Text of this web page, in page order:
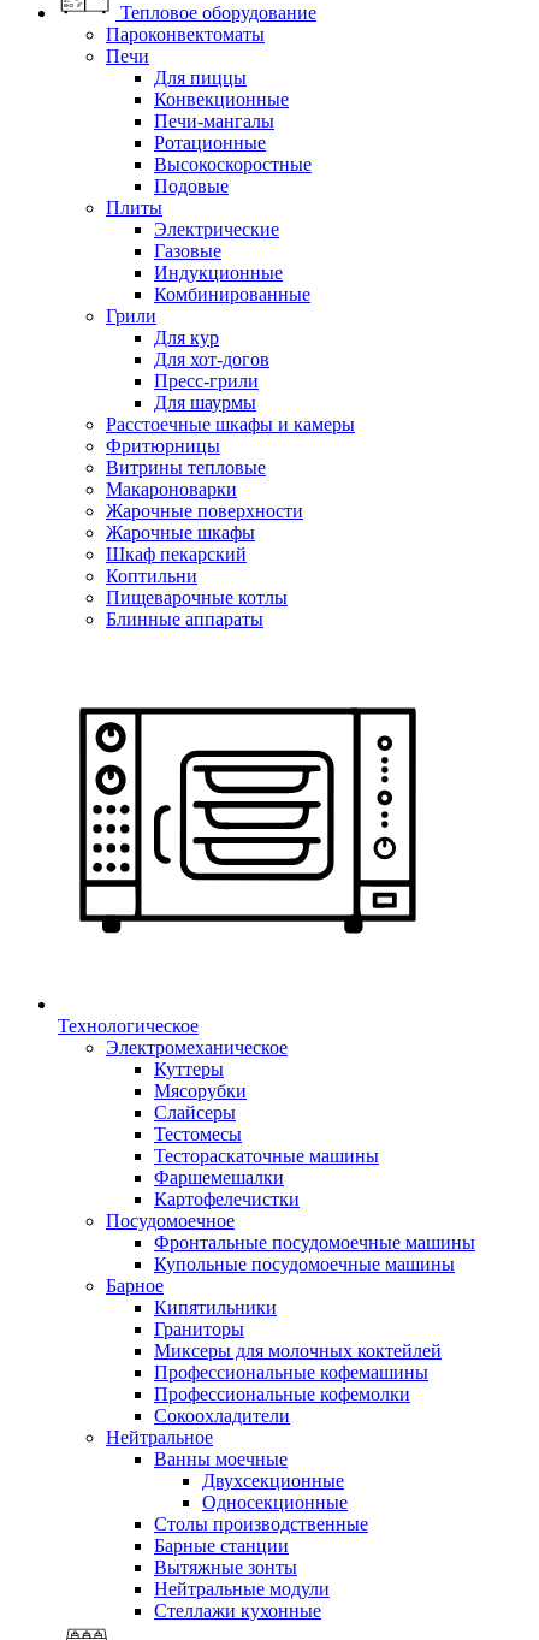
Тепловое оборудование
Пароконвектоматы
Печи
Для пиццы
Конвекционные
Печи-мангалы
Ротационные
Высокоскоростные
Подовые
Плиты
Электрические
Газовые
Индукционные
Комбинированные
Грили
Для кур
Для хот-догов
Пресс-грили
Для шаурмы
Расстоечные шкафы и камеры
Фритюрницы
Витрины тепловые
Макароноварки
Жарочные поверхности
Жарочные шкафы
Шкаф пекарский
Коптильни
Пищеварочные котлы
Блинные аппараты
Технологическое
Электромеханическое
Куттеры
Мясорубки
Слайсеры
Тестомесы
Тестораскаточные машины
Фаршемешалки
Картофелечистки
Посудомоечное
Фронтальные посудомоечные машины
Купольные посудомоечные машины
Барное
Кипятильники
Граниторы
Миксеры для молочных коктейлей
Профессиональные кофемашины
Профессиональные кофемолки
Сокоохладители
Нейтральное
Ванны моечные
Двухсекционные
Односекционные
Столы производственные
Барные станции
Вытяжные зонты
Нейтральные модули
Стеллажи кухонные